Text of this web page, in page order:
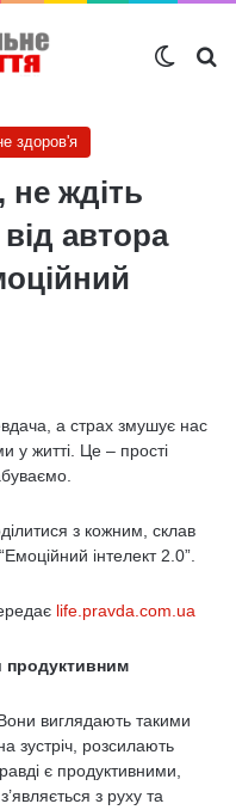
здоров'я
не ждіть
автора
а страх змушує нас
у житті. Це – прості
з кожним, склав
інтелект 2.0”.
life.pravda.com.ua
продуктивним
виглядають такими
зустріч, розсилають
є продуктивними,
з руху та